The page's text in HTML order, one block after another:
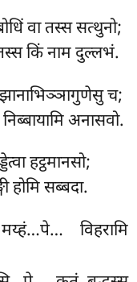
वा तस्स सत्थुनो;
किं नाम दुल्लभं.
च;
अनासवो.
हट्ठमानसो;
होमि सब्बदा.
विहरामि